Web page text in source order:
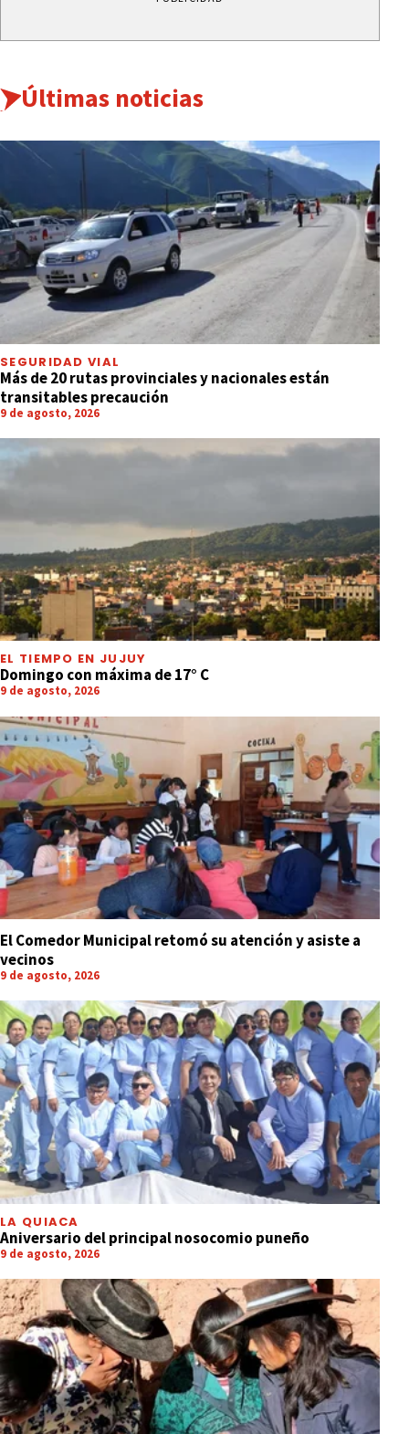
Últimas noticias
SEGURIDAD VIAL
Más de 20 rutas provinciales y nacionales están
transitables precaución
9 de agosto, 2026
EL TIEMPO EN JUJUY
Domingo con máxima de 17° C
9 de agosto, 2026
El Comedor Municipal retomó su atención y asiste a
vecinos
9 de agosto, 2026
LA QUIACA
Aniversario del principal nosocomio puneño
9 de agosto, 2026